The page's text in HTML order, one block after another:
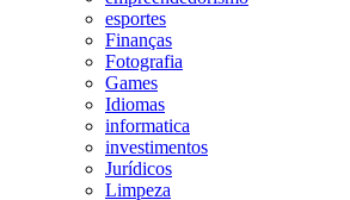
esportes
Finanças
Fotografia
Games
Idiomas
informatica
investimentos
Jurídicos
Limpeza